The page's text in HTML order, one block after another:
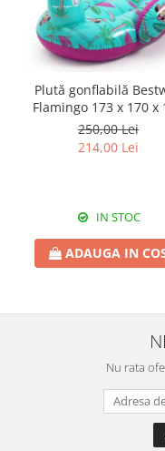
Plută gonflabilă
Flamingo 173 x 170 x
cm
250,00 Lei
214,00 Lei
IN STOC
ADAUGA IN
Nu rata